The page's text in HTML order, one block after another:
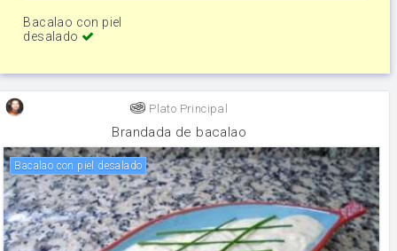
Bacalao con piel
desalado
Plato Principal
Brandada de bacalao
Bacalao con piel desalado